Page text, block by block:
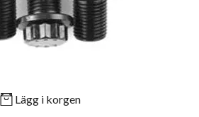
Lägg i korgen